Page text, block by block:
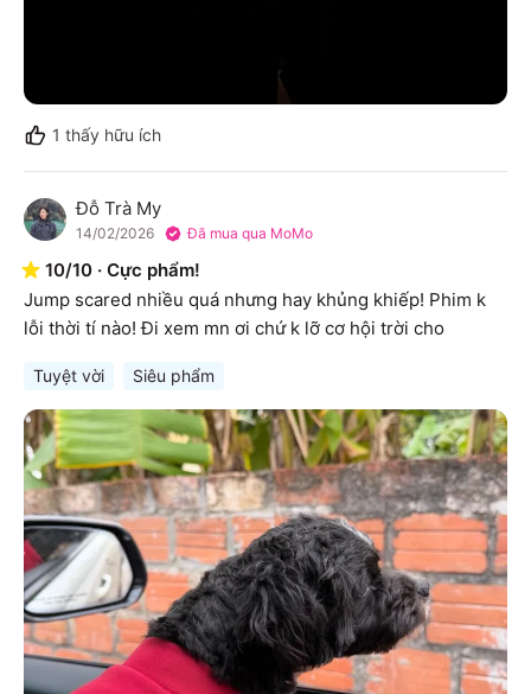
1 thấy hữu ích
Đ Đỗ Trà My
14/02/2026 Đã mua qua MoMo
10/10 · Cực phẩm!
Jump scared nhiều quá nhưng hay khủng khiếp! Phim k
lỗi thời tí nào! Đi xem mn ơi chứ k lỡ cơ hội trời cho
Tuyệt vời Siêu phẩm